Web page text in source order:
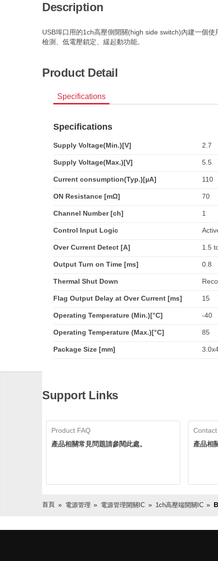
Description
USB埠口用的1ch高壓側開關(high side switch)內建一個
檢測、低電壓鎖定、緩起動功能。
Product Detail
Specifications
Specifications
Supply Voltage(Min.)[V] 2.7
Supply Voltage(Max.)[V] 5.5
Current consumption(Typ.)[µA] 110
ON Resistance [mΩ] 70
Channel Number [ch] 1
Control Input Logic
Over Current Detect [A] 1.5
Output Turn on Time [ms] 0.8
Thermal Shut Down
Flag Output Delay at Over Current [ms] 15
Operating Temperature (Min.)[°C] -40
Operating Temperature (Max.)[°C] 85
Package Size [mm]
Support Links
Product FAQ
產品相關常見問題請參閱此處。
產品相
首頁 電源管理 電源管理開關IC 1ch高壓端開關IC